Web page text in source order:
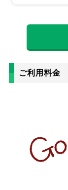
ご利用料金